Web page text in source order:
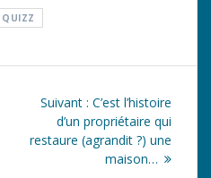
QUIZZ
Suivant : Article
suivant
:
C’est l’histoire
d’un propriétaire qui
restaure (agrandit ?) une
maison…